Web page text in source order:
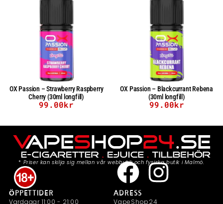
OX Passion – Strawberry Raspberry
Cherry (30ml longfill)
99.00kr
OX Passion – Blackcurrant Rebena
(30ml longfill)
99.00kr
* Priser kan skilja sig mellan vår webbutik och fysiska butik i Malmö.
ÖPPETTIDER
Vardagar 11:00 - 21:00
ADRESS
VapeShop24